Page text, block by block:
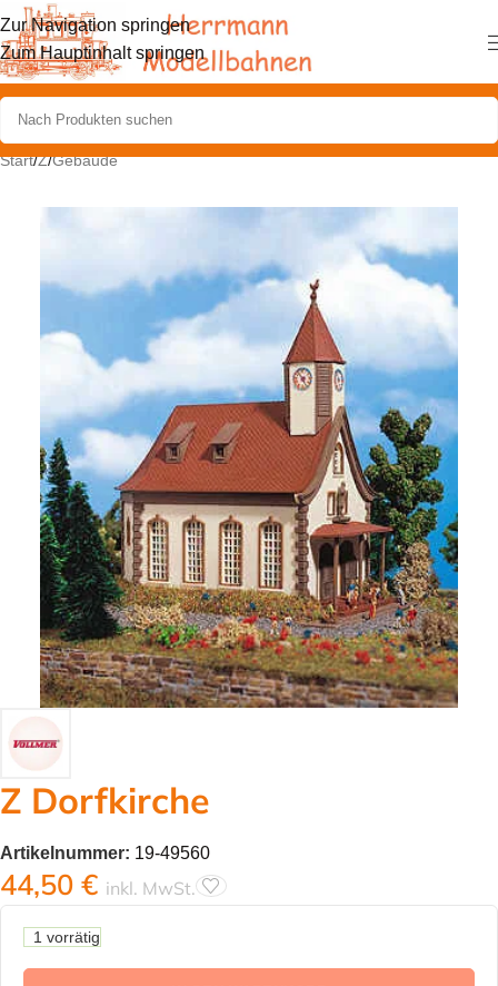
Zur Navigation springen
Zum Hauptinhalt springen
Start/Z/Gebäude
Z Dorfkirche
Artikelnummer: 19-49560
44,50 € inkl. MwSt.
1 vorrätig